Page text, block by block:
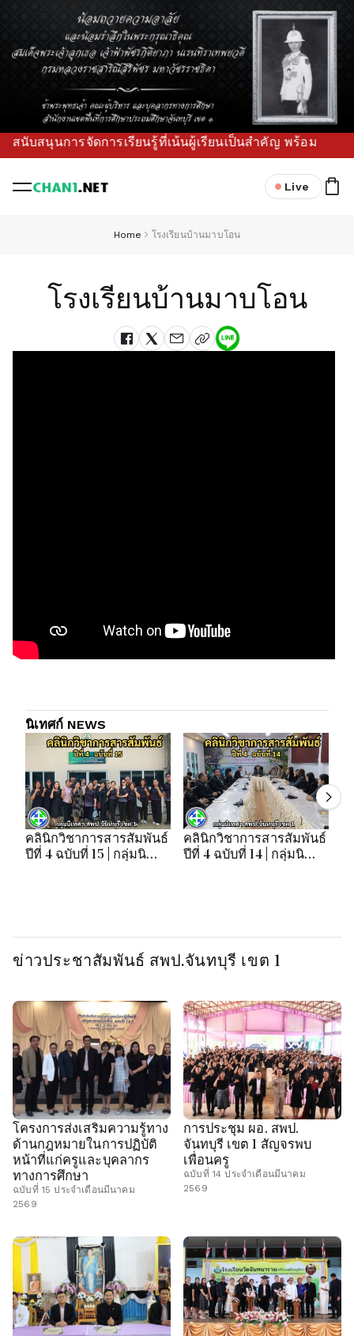
จัดการเรียนรู้ที่เน้นผู้เรียนเป็นสำคัญ พร้อมขับเคลื่
Live
Home โรงเรียนบ้านมาบโอน
โรงเรียนบ้านมาบโอน
นิเทศก์ NEWS
คลินิกวิชาการสารสัมพันธ์
ปีที่ 4 ฉบับที่ 15 | กลุ่มนิ
คลินิกวิชาการสารสัมพันธ์
ปีที่ 4 ฉบับที่ 14 | กลุ่มนิ
ข่าวประชาสัมพันธ์ สพป.จันทบุรี เขต 1
โครงการส่งเสริมความรู้ทาง
ด้านกฎหมายในการปฏิบัติ
หน้าที่แก่ครูและบุคลากร
ทางการศึกษา
ฉบับที่ 15 ประจำเดือนมีนาคม
2569
การประชุม ผอ. สพป.
จันทบุรี เขต 1 สัญจรพบ
เพื่อนครู
ฉบับที่ 14 ประจำเดือนมีนาคม
2569